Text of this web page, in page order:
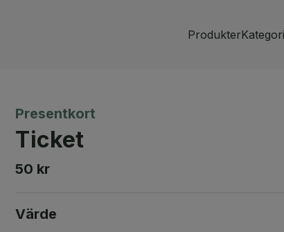
Produkter
Presentkort
Ticket
50 kr
Värde